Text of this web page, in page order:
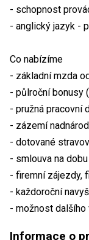
- schopnost
- anglický jazyk -
Co nabízíme
- základní mzda
- půlroční bonusy
- pružná pracovní
- zázemí
- dotované
- smlouva na
- firemní zájezdy,
- každoroční
- možnost dalšího
Informace o